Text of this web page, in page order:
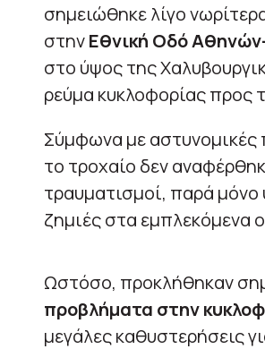
σημειώθηκε λίγο
στηνΕθνική Οδό
στο ύψος της
ρεύμα κυκλοφορίας προς
Σύμφωνα με αστυνομικές
το τροχαίο δεν
τραυματισμοί, παρά μόνο
ζημιές στα εμπλεκόμενα
Ωστόσο, προκλήθηκαν
προβλήματα στην
μεγάλες καθυστερήσεις